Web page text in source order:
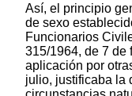
Así, el principio
de sexo
Funcionarios
315/1964, de 7 de
aplicación por
julio, justificaba la